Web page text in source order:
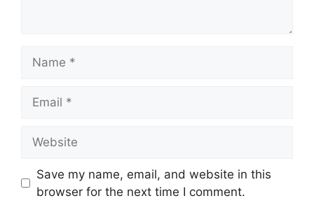
Save my name, email, and website in this
browser for the next time I comment.